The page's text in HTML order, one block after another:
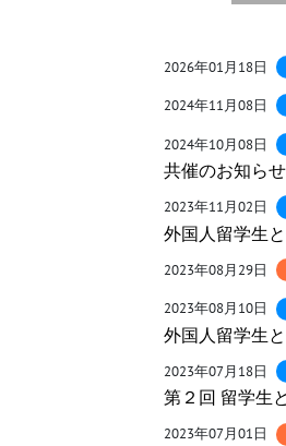
2026年01月18日
2024年11月08日
2024年10月08日
共催のお知ら
2023年11月02日
外国人留学生
2023年08月29日
2023年08月10日
外国人留学生
2023年07月18日
第２回 留学生
2023年07月01日